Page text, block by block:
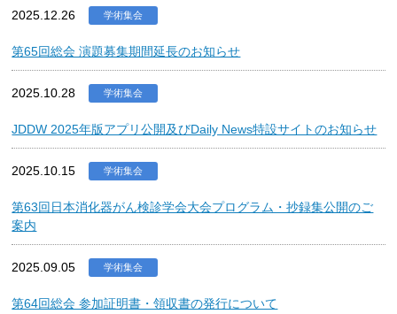
2025.12.26 学術集会
第65回総会 演題募集期間延長のお知らせ
2025.10.28 学術集会
JDDW 2025年版アプリ公開及びDaily News特設サイトのお知らせ
2025.10.15 学術集会
第63回日本消化器がん検診学会大会プログラム・抄録集公開のご
案内
2025.09.05 学術集会
第64回総会 参加証明書・領収書の発行について